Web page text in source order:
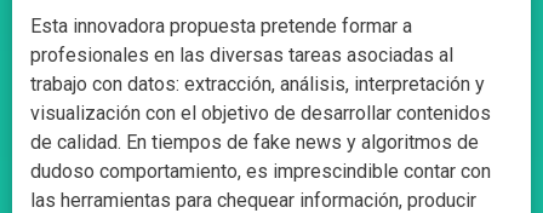
Esta innovadora propuesta pretende formar a
profesionales en las diversas tareas asociadas al
trabajo con datos: extracción, análisis, interpretación y
visualización con el objetivo de desarrollar contenidos
de calidad. En tiempos de fake news y algoritmos de
dudoso comportamiento, es imprescindible contar con
las herramientas para chequear información, producir